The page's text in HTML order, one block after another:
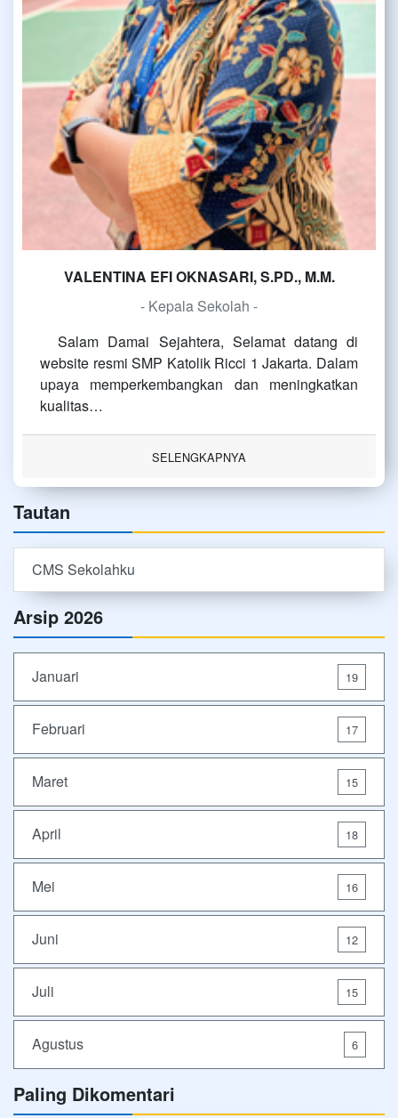
VALENTINA EFI OKNASARI, S.PD., M.M.
- Kepala Sekolah -
Salam Damai Sejahtera, Selamat datang di
website resmi SMP Katolik Ricci 1 Jakarta. Dalam
upaya memperkembangkan dan meningkatkan
kualitas…
SELENGKAPNYA
Tautan
CMS Sekolahku
Arsip 2026
Januari 19
Februari 17
Maret 15
April 18
Mei 16
Juni 12
Juli 15
Agustus 6
Paling Dikomentari